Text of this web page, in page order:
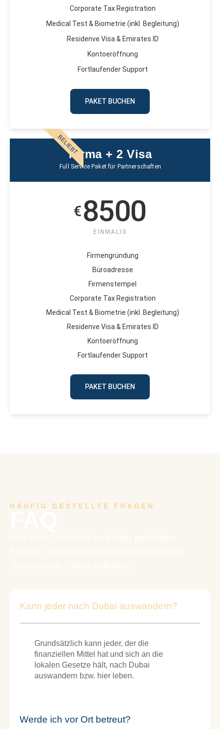
Corporate Tax Registration
Medical Test & Biometrie (inkl. Begleitung)
Residenve Visa & Emirates ID
Kontoeröffnung
Fortlaufender Support
PAKET BUCHEN
BELIEBTFirma + 2 Visa
Full Service Paket für Partnerschaften
€8500
EINMALIG
Firmengründung
Büroadresse
Firmenstempel
Corporate Tax Registration
Medical Test & Biometrie (inkl. Begleitung)
Residenve Visa & Emirates ID
Kontoeröffnung
Fortlaufender Support
PAKET BUCHEN
HÄUFIG GESTELLTE FRAGEN
Kann jeder nach Dubai auswandern?
Grundsätzlich kann jeder, der die
finanziellen Mittel hat und sich an die
lokalen Gesetze hält, nach Dubai
auswandern bzw. hier leben.
Werde ich vor Ort betreut?